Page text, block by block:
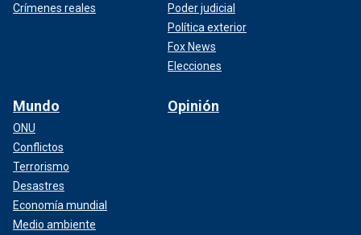
Crímenes reales
Poder judicial
Política exterior
Fox News
Elecciones
Mundo
ONU
Conflictos
Terrorismo
Desastres
Economía mundial
Medio ambiente
Opinión